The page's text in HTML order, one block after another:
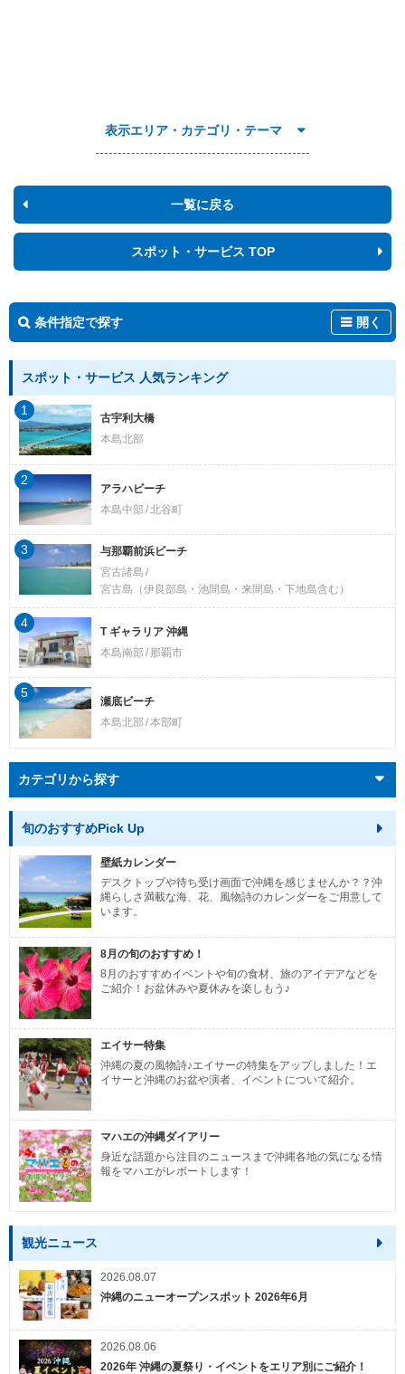
表示エリア・カテゴリ・テーマ
一覧に戻る
スポット・サービス TOP
条件指定で探す 開く
スポット・サービス 人気ランキング
古宇利大橋
本島北部
1
アラハビーチ
本島中部 北谷町
2
与那覇前浜ビーチ
宮古諸島
宮古島（伊良部島・池間島・来間島・下地島含む）
3
T ギャラリア 沖縄
本島南部
那覇市
4
瀬底ビーチ
本島北部 本部町
5
カテゴリから探す
旬のおすすめPick Up
壁紙カレンダー
デスクトップや待ち受け画面で沖縄を感じませんか？？沖
縄らしさ満載な海、花、風物詩のカレンダーをご用意して
います。
8月の旬のおすすめ！
8月のおすすめイベントや旬の食材、旅のアイデアなどを
ご紹介！お盆休みや夏休みを楽しもう♪
エイサー特集
沖縄の夏の風物詩♪エイサーの特集をアップしました！エ
イサーと沖縄のお盆や演者、イベントについて紹介。
マハエの沖縄ダイアリー
身近な話題から注目のニュースまで沖縄各地の気になる情
報をマハエがレポートします！
観光ニュース
2026.08.07
沖縄のニューオープンスポット 2026年6月
2026.08.06
2026年 沖縄の夏祭り・イベントをエリア別にご紹介！